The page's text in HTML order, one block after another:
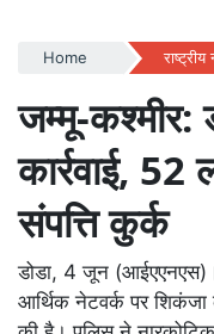
Home राष्ट्रीय
जम्मू-कश्मीर:
कार्रवाई,
संपत्ति कुर्क
डोडा, 4 जून
आर्थिक नेटवर्क पर शिकंजा